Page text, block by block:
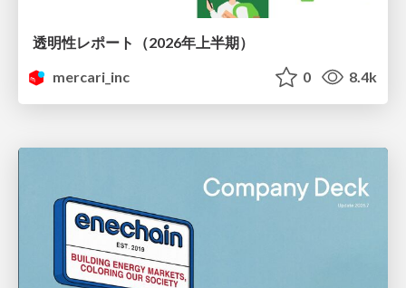
透明性レポート（2026年上半期）
mercari_inc
0 8.4k